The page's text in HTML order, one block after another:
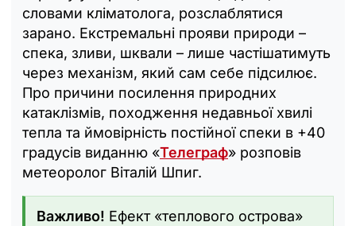
словами кліматолога, розслаблятися
зарано. Екстремальні прояви природи –
спека, зливи, шквали – лише частішатимуть
через механізм, який сам себе підсилює.
Про причини посилення природних
катаклізмів, походження недавньої хвилі
тепла та ймовірність постійної спеки в +40
градусів виданню «Телеграф» розповів
метеоролог Віталій Шпиг.
Важливо! Ефект «теплового острова»